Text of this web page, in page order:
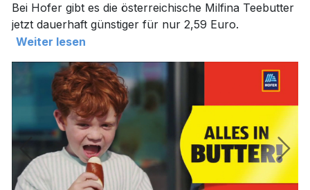
Bei Hofer gibt es die österreichische Milfina Teebutter
jetzt dauerhaft günstiger für nur 2,59 Euro.
Weiter lesen